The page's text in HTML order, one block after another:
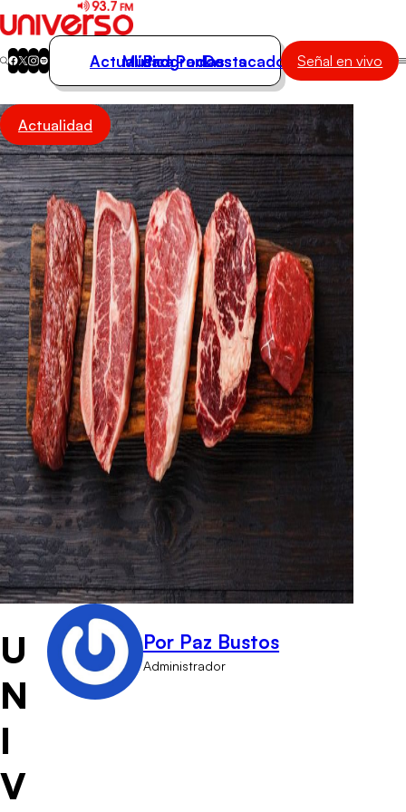
Actualidad
Música
Programas
Podcasts
Destacados
Actualidad
Música
Programas
Podcasts
Destacados Señal en vivo
Actualidad
U
N
I
V
Por Paz Bustos
Administrador